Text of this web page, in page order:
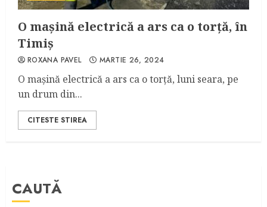
O mașină electrică a ars ca o torță, în
Timiș
ROXANA PAVEL MARTIE 26, 2024
O mașină electrică a ars ca o torță, luni seara, pe
un drum din...
CITESTE STIREA
CAUTĂ